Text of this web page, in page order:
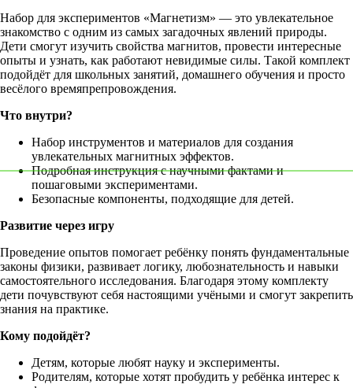
Набор для экспериментов «Магнетизм» — это увлекательное
знакомство с одним из самых загадочных явлений природы.
Дети смогут изучить свойства магнитов, провести интересные
опыты и узнать, как работают невидимые силы. Такой комплект
подойдёт для школьных занятий, домашнего обучения и просто
весёлого времяпрепровождения.
Что внутри?
Набор инструментов и материалов для создания
увлекательных магнитных эффектов.
Подробная инструкция с научными фактами и
пошаговыми экспериментами.
Безопасные компоненты, подходящие для детей.
Развитие через игру
Проведение опытов помогает ребёнку понять фундаментальные
законы физики, развивает логику, любознательность и навыки
самостоятельного исследования. Благодаря этому комплекту
дети почувствуют себя настоящими учёными и смогут закрепить
знания на практике.
Кому подойдёт?
Детям, которые любят науку и эксперименты.
Родителям, которые хотят пробудить у ребёнка интерес к